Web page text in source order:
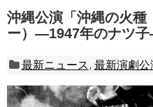
沖縄公演「沖縄の火種
ー）—1947年のナツ子
最新ニュース, 最新演劇公